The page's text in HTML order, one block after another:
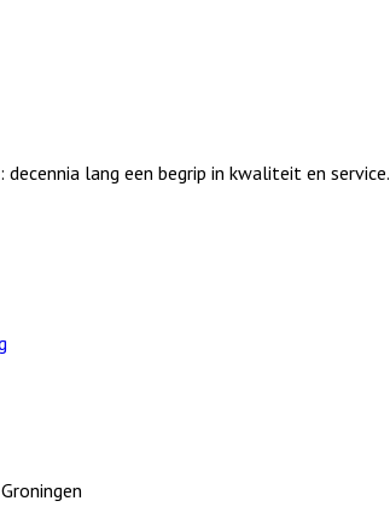
lang een begrip in kwaliteit en service.